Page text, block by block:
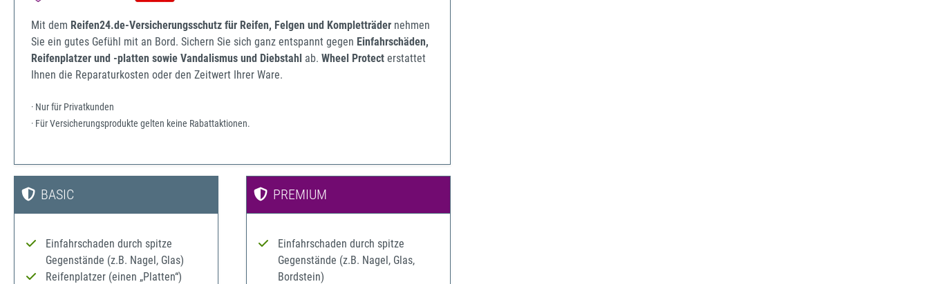
Mit dem Reifen24.de-Versicherungsschutz für Reifen, Felgen und Kompletträder nehmen
Sie ein gutes Gefühl mit an Bord. Sichern Sie sich ganz entspannt gegen Einfahrschäden,
Reifenplatzer und -platten sowie Vandalismus und Diebstahl ab. Wheel Protect erstattet
Ihnen die Reparaturkosten oder den Zeitwert Ihrer Ware.
· Nur für Privatkunden
· Für Versicherungsprodukte gelten keine Rabattaktionen.
BASIC
Einfahrschaden durch spitze
Gegenstände (z.B. Nagel, Glas)
Reifenplatzer (einen „Platten“)
PREMIUM
Einfahrschaden durch spitze
Gegenstände (z.B. Nagel, Glas,
Bordstein)